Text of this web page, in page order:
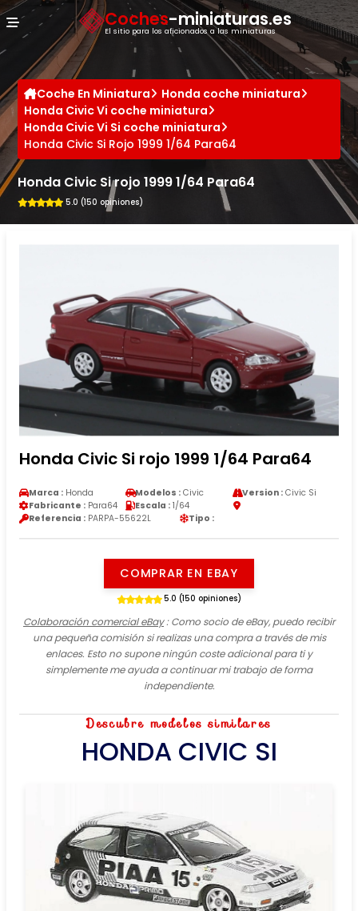
Coches-miniaturas.es
El sitio para los aficionados a las miniaturas
Coche En Miniatura
Honda coche miniatura
Honda Civic Vi coche miniatura
Honda Civic Vi Si coche miniatura
Honda Civic Si Rojo 1999 1/64 Para64
Honda Civic Si rojo 1999 1/64 Para64
5.0 (150 opiniones)
Honda Civic Si rojo 1999 1/64 Para64
Marca : Honda Modelos : Civic Version :Civic Si
Fabricante : Para64 Escala : 1/64
Referencia : PARPA-55622L Tipo :
COMPRAR EN EBAY
5.0 (150 opiniones)
Colaboración comercial eBay: Como socio de eBay, puedo recibir
una pequeña comisión si realizas una compra a través de mis
enlaces. Esto no supone ningún coste adicional para ti y
simplemente me ayuda a continuar mi trabajo de forma
independiente.
Descubre modelos similares
HONDA CIVIC SI
Panel de gestión de cookies